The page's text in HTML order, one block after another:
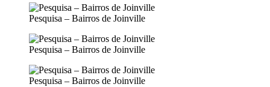
Pesquisa – Bairros de Joinville
Pesquisa – Bairros de Joinville
Pesquisa – Bairros de Joinville